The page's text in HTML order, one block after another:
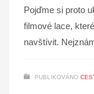
Pojďme si proto
filmové lace,
navštívit.
PUBLIKOVÁNO